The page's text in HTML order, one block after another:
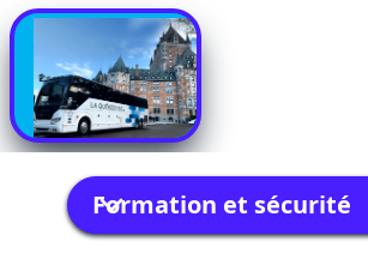
Formation et sécurité